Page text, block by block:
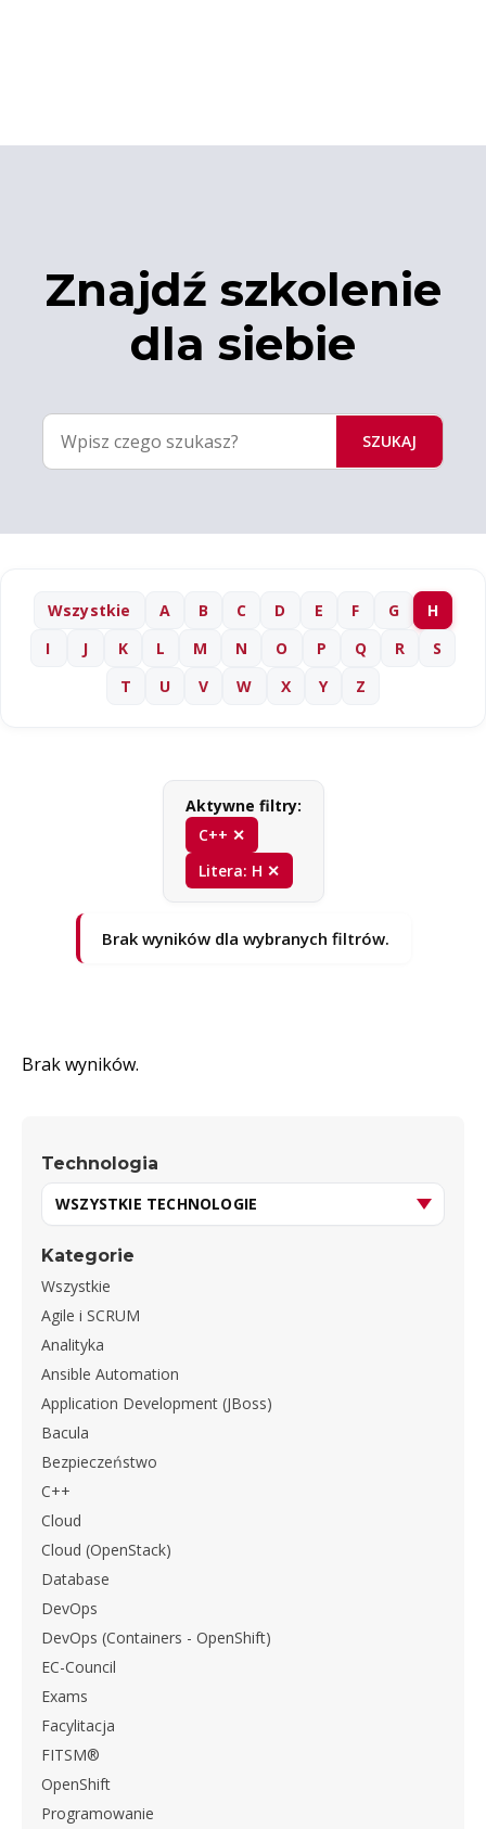
Znajdź szkolenie
dla siebie
SZUKAJ
Wszystkie A B C D E F G
H
I
J K L M N O P Q R
S
T
U V W X Y Z
Aktywne filtry:
C++ ✕
Litera: H ✕
Brak wyników dla wybranych filtrów.
Brak wyników.
Technologia
Kategorie
Wszystkie
Agile i SCRUM
Analityka
Ansible Automation
Application Development (JBoss)
Bacula
Bezpieczeństwo
C++
Cloud
Cloud (OpenStack)
Database
DevOps
DevOps (Containers - OpenShift)
EC-Council
Exams
Facylitacja
FITSM®
OpenShift
Programowanie